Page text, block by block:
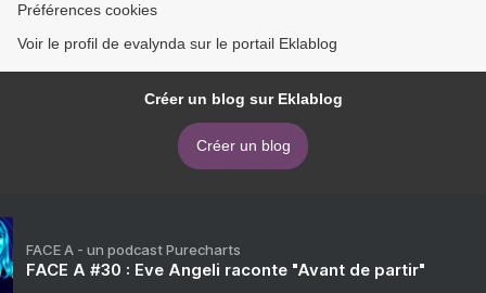
Préférences cookies
Voir le profil de evalynda sur le portail Eklablog
Créer un blog sur Eklablog
Créer un blog
FACE A - un podcast Purecharts
FACE A #30 : Eve Angeli raconte "Avant de partir"